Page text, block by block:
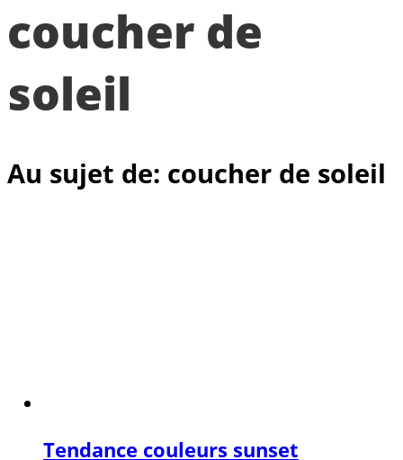
coucher de
soleil
Au sujet de: coucher de soleil
Tendance couleurs sunset